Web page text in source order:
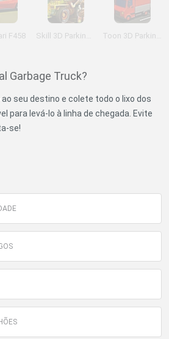
F458 Skill 3D Parking Radioactive Rumble Toon 3D Parking Delivery Dash
Garbage Truck?
ao seu destino e colete todo o lixo dos
para levá-lo à linha de chegada. Evite
se!